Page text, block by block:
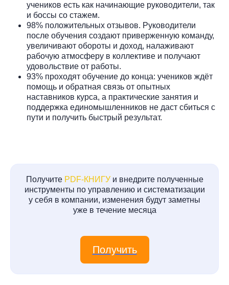
учеников есть как начинающие руководители, так
и боссы со стажем.
98% положительных отзывов. Руководители
после обучения создают приверженную команду,
увеличивают обороты и доход, налаживают
рабочую атмосферу в коллективе и получают
удовольствие от работы.
93% проходят обучение до конца: учеников ждёт
помощь и обратная связь от опытных
наставников курса, а практические занятия и
поддержка единомышленников не даст сбиться с
пути и получить быстрый результат.
Получите PDF-КНИГУи внедрите полученные
инструменты по управлению и систематизации
у себя в компании, изменения будут заметны
уже в течение месяца
Получить